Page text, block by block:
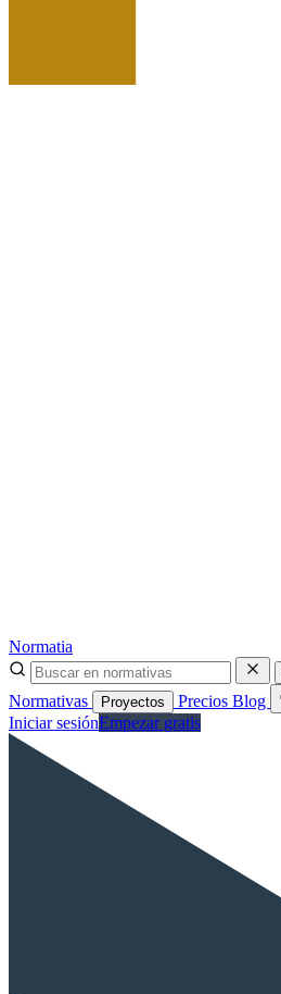
Normatia
Normativas Proyectos Precios Blog
Iniciar sesiónEmpezar gratis